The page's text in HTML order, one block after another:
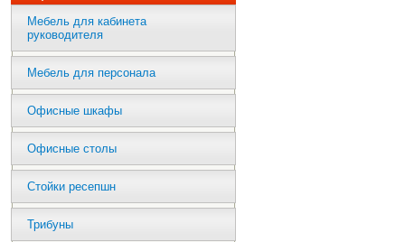
Мебель для кабинета
руководителя
Мебель для персонала
Офисные шкафы
Офисные столы
Стойки ресепшн
Трибуны